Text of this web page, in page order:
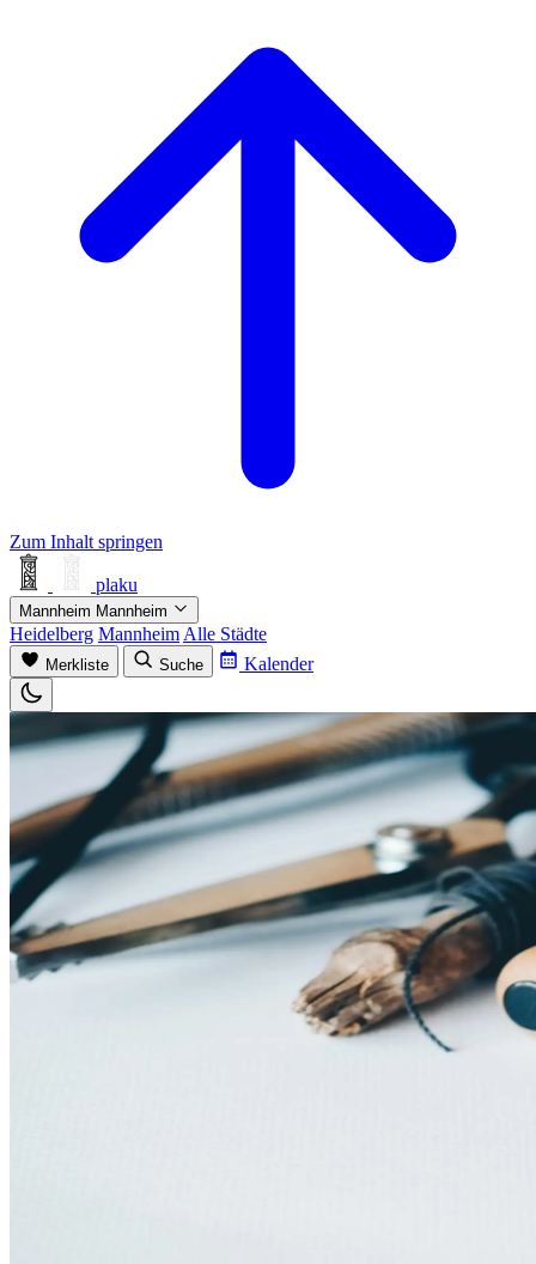
Zum Inhalt springen
plaku
Mannheim Mannheim
Heidelberg Mannheim Alle Städte
Merkliste Suche Kalender